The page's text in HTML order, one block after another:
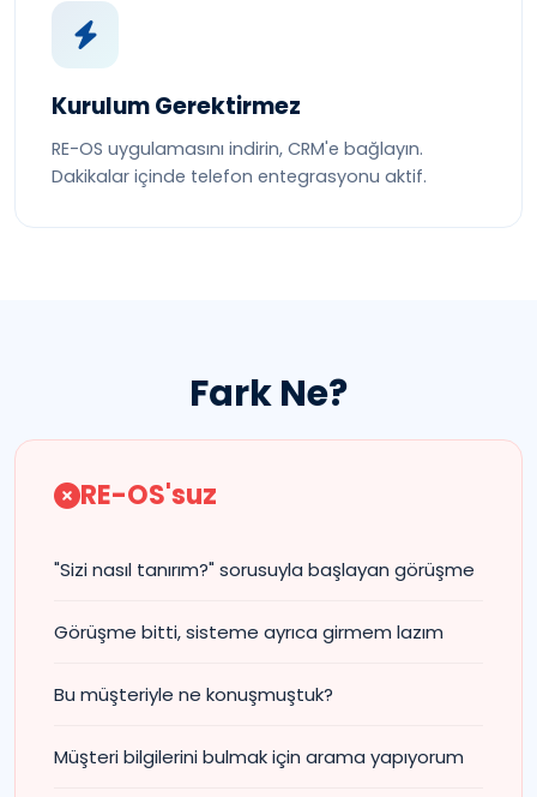
Kurulum Gerektirmez
RE-OS uygulamasını indirin, CRM'e bağlayın.
Dakikalar içinde telefon entegrasyonu aktif.
Fark Ne?
RE-OS'suz
"Sizi nasıl tanırım?" sorusuyla başlayan görüşme
Görüşme bitti, sisteme ayrıca girmem lazım
Bu müşteriyle ne konuşmuştuk?
Müşteri bilgilerini bulmak için arama yapıyorum